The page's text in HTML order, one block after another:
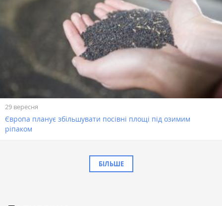
29 вересня
Європа планує збільшувати посівні площі під озимим
ріпаком
БІЛЬШЕ